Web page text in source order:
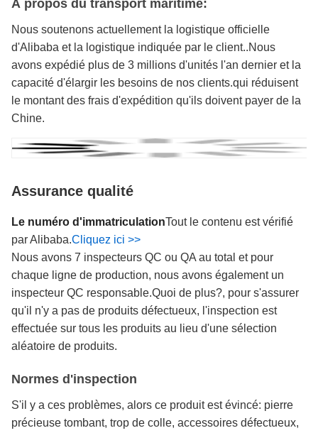
À propos du transport maritime:
Nous soutenons actuellement la logistique officielle
d'Alibaba et la logistique indiquée par le client..Nous
avons expédié plus de 3 millions d'unités l'an dernier et la
capacité d'élargir les besoins de nos clients.qui réduisent
le montant des frais d'expédition qu'ils doivent payer de la
Chine.
Assurance qualité
Le numéro d'immatriculationTout le contenu est vérifié
par Alibaba.Cliquez ici >>
Nous avons 7 inspecteurs QC ou QA au total et pour
chaque ligne de production, nous avons également un
inspecteur QC responsable.Quoi de plus?, pour s'assurer
qu'il n'y a pas de produits défectueux, l'inspection est
effectuée sur tous les produits au lieu d'une sélection
aléatoire de produits.
Normes d'inspection
S'il y a ces problèmes, alors ce produit est évincé: pierre
précieuse tombant, trop de colle, accessoires défectueux,